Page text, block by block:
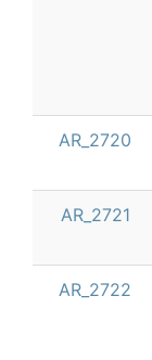
AR_2720
AR_2721
AR_2722